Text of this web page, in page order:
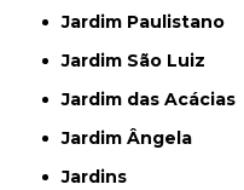
Jardim Paulistano
Jardim São Luiz
Jardim das Acácias
Jardim Ângela
Jardins